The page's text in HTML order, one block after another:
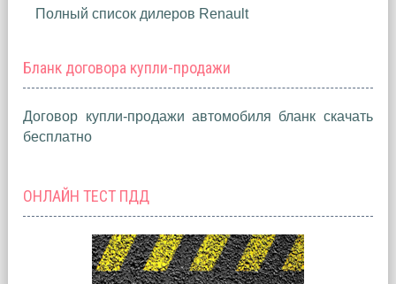
Полный список дилеров Renault
Бланк договора купли-продажи
Договор купли-продажи автомобиля бланк скачать
бесплатно
ОНЛАЙН ТЕСТ ПДД